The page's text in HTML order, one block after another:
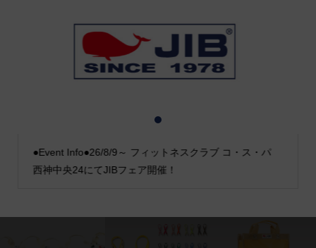
●Event Info●26/8/9～ フィットネスクラブ コ・ス・パ
西神中央24にてJIBフェア開催！
2